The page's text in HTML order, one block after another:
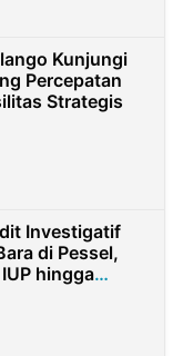
Kunjungi
Percepatan
Strategis
Investigatif
di Pessel,
hingga